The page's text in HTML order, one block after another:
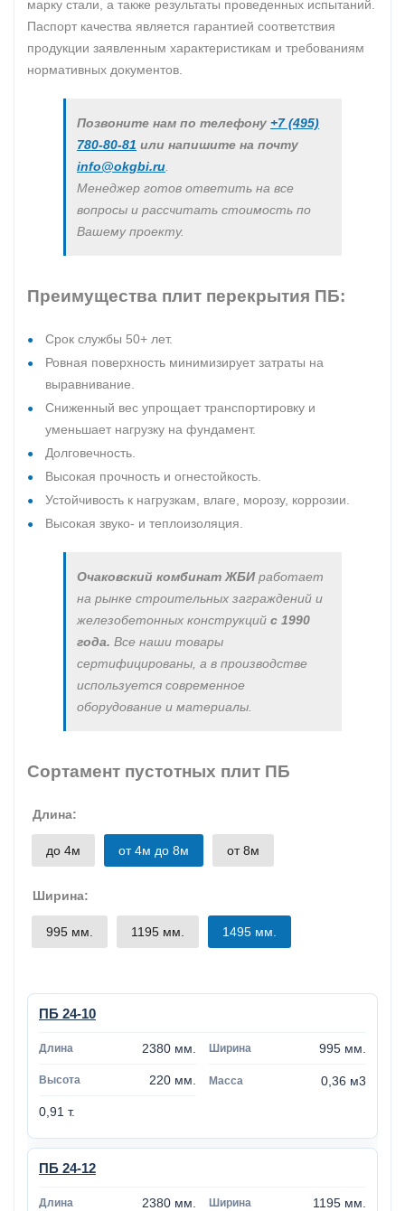
марку стали, а также результаты проведенных испытаний.
Паспорт качества является гарантией соответствия
продукции заявленным характеристикам и требованиям
нормативных документов.
Позвоните нам по телефону +7 (495)
780-80-81 или напишите на почту
info@okgbi.ru
Менеджер готов ответить на все
вопросы и рассчитать стоимость по
Вашему проекту.
Преимущества плит перекрытия ПБ:
Срок службы 50+ лет.
Ровная поверхность минимизирует затраты на
выравнивание.
Сниженный вес упрощает транспортировку и
уменьшает нагрузку на фундамент.
Долговечность.
Высокая прочность и огнестойкость.
Устойчивость к нагрузкам, влаге, морозу, коррозии.
Высокая звуко- и теплоизоляция.
Очаковский комбинат ЖБИработает
на рынке строительных заграждений и
железобетонных конструкций с 1990
года. Все наши товары
сертифицированы, а в производстве
используется современное
оборудование и материалы.
Сортамент пустотных плит ПБ
Длина:
до 4м от 4м до 8м от 8м
Ширина:
995 мм. 1195 мм. 1495 мм.
ПБ 24-10
2380 мм. 995 мм.
220 мм. 0,36 м3
0,91 т.
ПБ 24-12
2380 мм. 1195 мм.